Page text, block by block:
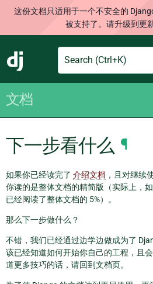
这份文档只适用于一个不安全的
被支持了。请升级到更
Django
Search
文档
下一步看什么 ¶
如果你已经读完了 介绍文档 ，且对继续
你读的是整体文档的精简版（实际上，
已经阅读了整体文档的 5%）。
那么下一步做什么？
不错，我们已经通过边学边做成为了
该已经知道如何开始你自己的工程，且
道更多技巧的话，请回到文档页。